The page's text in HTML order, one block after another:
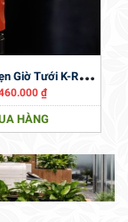
B
Ộ Timer Hẹn Giờ Tưới K-Rain KR5001
₫
HÀNG